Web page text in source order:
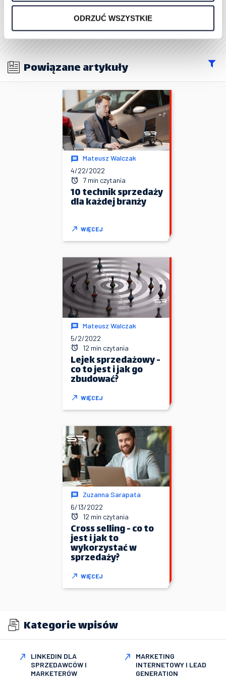
ODRZUĆ WSZYSTKIE
(średnia ocen: 5.00 na bazie 4 opinii)
Powiązane artykuły
Mateusz Walczak
4/22/2022
7 min czytania
10 technik sprzedaży
dla każdej branży
WIĘCEJ
Mateusz Walczak
5/2/2022
12 min czytania
Lejek sprzedażowy -
co to jest i jak go
zbudować?
WIĘCEJ
Zuzanna Sarapata
6/13/2022
12 min czytania
Cross selling - co to
jest i jak to
wykorzystać w
sprzedaży?
WIĘCEJ
Kategorie wpisów
LINKEDIN DLA
SPRZEDAWCÓW I
MARKETERÓW
MARKETING
INTERNETOWY I LEAD
GENERATION